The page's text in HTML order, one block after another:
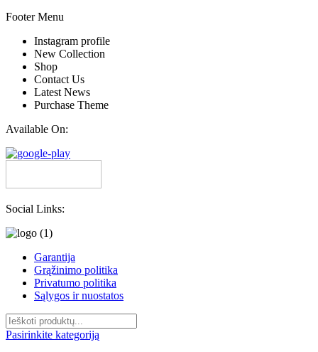
Footer Menu
Instagram profile
New Collection
Shop
Contact Us
Latest News
Purchase Theme
Available On:
Social Links:
Garantija
Grąžinimo politika
Privatumo politika
Sąlygos ir nuostatos
Pasirinkite kategoriją